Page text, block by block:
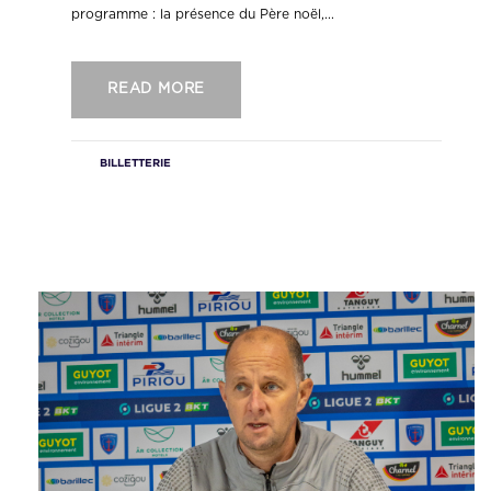
programme : la présence du Père noël,...
READ MORE
BILLETTERIE